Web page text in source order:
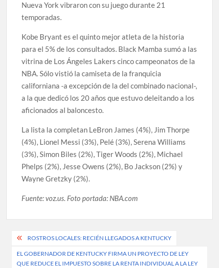
Nueva York vibraron con su juego durante 21
temporadas.
Kobe Bryant es el quinto mejor atleta de la historia
para el 5% de los consultados. Black Mamba sumó a las
vitrina de Los Ángeles Lakers cinco campeonatos de la
NBA. Sólo vistió la camiseta de la franquicia
californiana -a excepción de la del combinado nacional-,
a la que dedicó los 20 años que estuvo deleitando a los
aficionados al baloncesto.
La lista la completan LeBron James (4%), Jim Thorpe
(4%), Lionel Messi (3%), Pelé (3%), Serena Williams
(3%), Simon Biles (2%), Tiger Woods (2%), Michael
Phelps (2%), Jesse Owens (2%), Bo Jackson (2%) y
Wayne Gretzky (2%).
Fuente: voz.us. Foto portada: NBA.com
Post
navigation
ROSTROS LOCALES: RECIÉN LLEGADOS A KENTUCKY
EL GOBERNADOR DE KENTUCKY FIRMA UN PROYECTO DE LEY
QUE REDUCE EL IMPUESTO SOBRE LA RENTA INDIVIDUAL A LA LEY